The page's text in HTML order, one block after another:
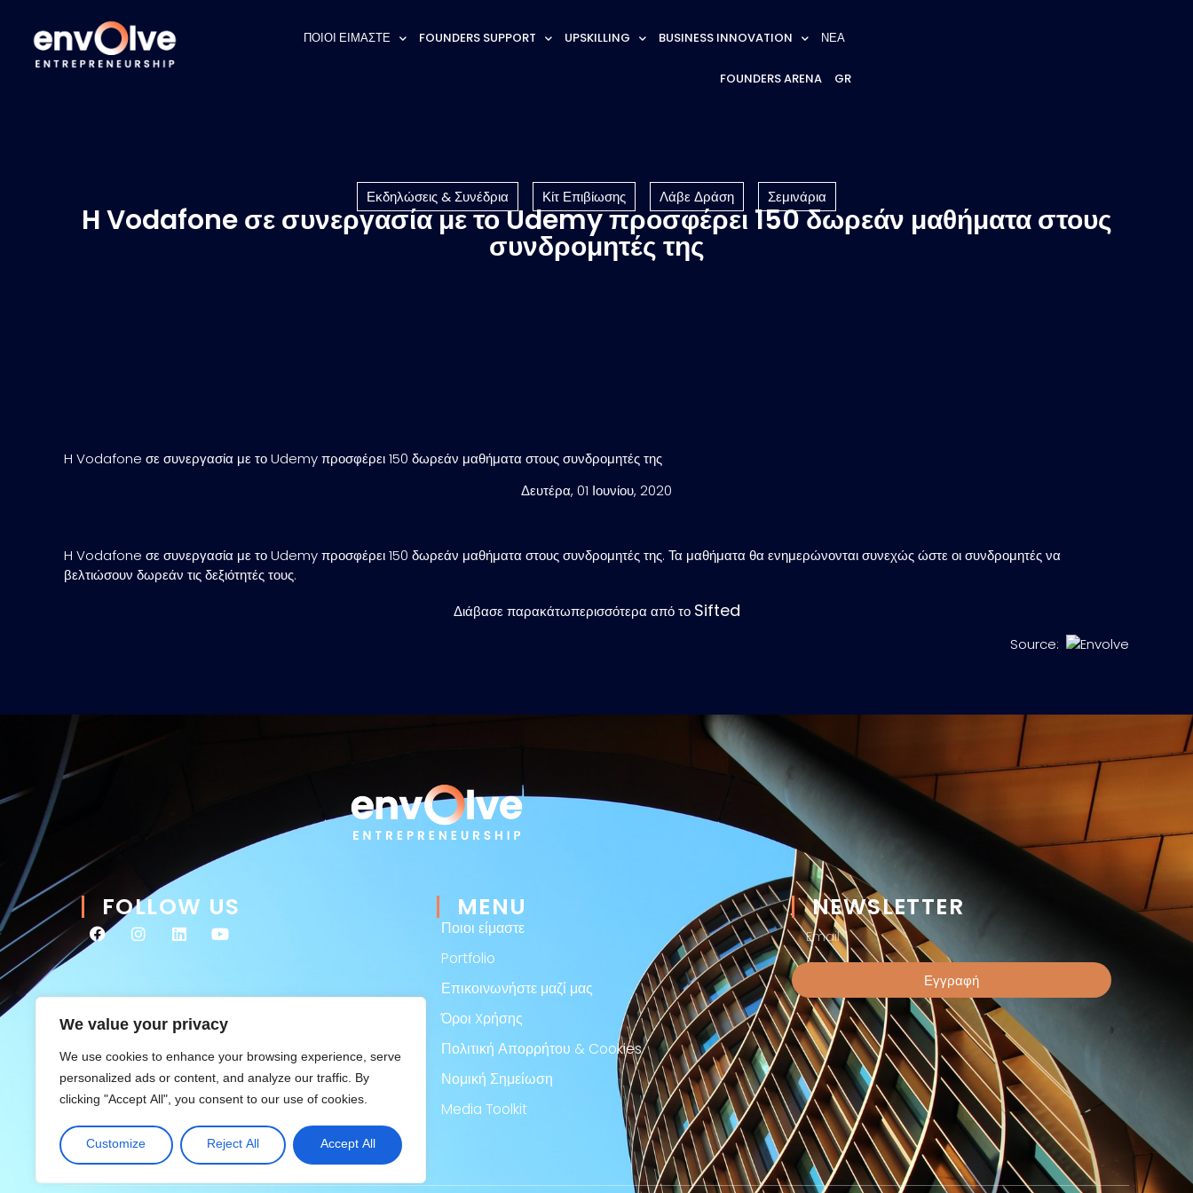
We value your privacy
We use cookies to enhance your browsing experience, serve
personalized ads or content, and analyze our traffic. By
clicking "Accept All", you consent to our use of cookies.
Customize Reject All Accept All
ΠΟΙΟΙ ΕΙΜΑΣΤΕ FOUNDERS SUPPORT UPSKILLING BUSINESS INNOVATION ΝΕΑ
FOUNDERS ARENA GR
Εκδηλώσεις & Συνέδρια Κίτ Επιβίωσης Λάβε Δράση Σεμινάρια
H Vodafone σε συνεργασία με το Udemy προσφέρει 150 δωρεάν μαθήματα στους
συνδρομητές της
H Vodafone σε συνεργασία με το Udemy προσφέρει 150 δωρεάν μαθήματα στους συνδρομητές της
Δευτέρα, 01 Ιουνίου, 2020
H Vodafone σε συνεργασία με το Udemy προσφέρει 150 δωρεάν μαθήματα στους συνδρομητές της. Τα μαθήματα θα ενημερώνονται συνεχώς ώστε οι συνδρομητές να
βελτιώσουν δωρεάν τις δεξιότητές τους.
Διάβασε παρακάτωπερισσότερα από το Sifted
Source:
FOLLOW US MENU
Ποιοι είμαστε
Portfolio
Επικοινωνήστε μαζί μας
Όροι Xρήσης
Πολιτική Απορρήτου & Cookies
Νομική Σημείωση
Media Toolkit
NEWSLETTER
Εγγραφή